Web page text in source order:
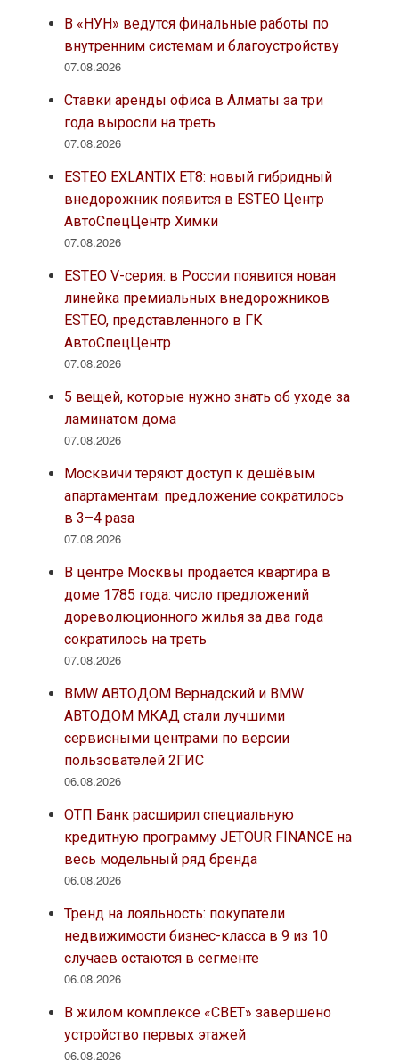
В «НУН» ведутся финальные работы по
внутренним системам и благоустройству
07.08.2026
Ставки аренды офиса в Алматы за три
года выросли на треть
07.08.2026
ESTEO EXLANTIX ET8: новый гибридный
внедорожник появится в ESTEO Центр
АвтоСпецЦентр Химки
07.08.2026
ESTEO V-серия: в России появится новая
линейка премиальных внедорожников
ESTEO, представленного в ГК
АвтоСпецЦентр
07.08.2026
5 вещей, которые нужно знать об уходе за
ламинатом дома
07.08.2026
Москвичи теряют доступ к дешёвым
апартаментам: предложение сократилось
в 3–4 раза
07.08.2026
В центре Москвы продается квартира в
доме 1785 года: число предложений
дореволюционного жилья за два года
сократилось на треть
07.08.2026
BMW АВТОДОМ Вернадский и BMW
АВТОДОМ МКАД стали лучшими
сервисными центрами по версии
пользователей 2ГИС
06.08.2026
ОТП Банк расширил специальную
кредитную программу JETOUR FINANCE на
весь модельный ряд бренда
06.08.2026
Тренд на лояльность: покупатели
недвижимости бизнес-класса в 9 из 10
случаев остаются в сегменте
06.08.2026
В жилом комплексе «СВЕТ» завершено
устройство первых этажей
06.08.2026